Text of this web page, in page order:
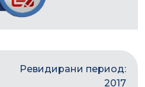
Ревидирани период:
2017